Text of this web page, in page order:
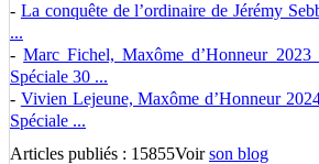
- La conquête de l’ordinaire de Jérémy
...
-Marc Fichel, Maxôme d’Honneur
Spéciale 30 ...
- Vivien Lejeune, Maxôme d’Honneur
Spéciale ...
Articles publiés : 15855Voirson blog